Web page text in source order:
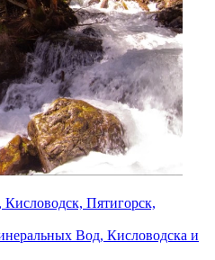
Пятигорск,
Вод, Кисловодска и